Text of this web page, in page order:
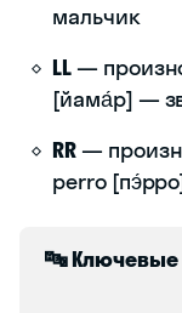
мальчик
LL—
[йама́р] —
RR—
perro
🔤 Ключевые